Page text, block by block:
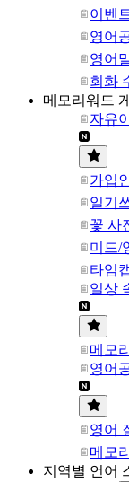
이벤
영어
영어
회화
메모리워드
자유
가입
일기
꽃 사
미드/
타임
일상
메모
영어
영어
메모
지역별 언어